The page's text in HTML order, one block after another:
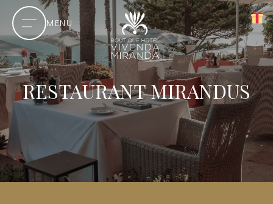
MENU
RESTAURANT MIRANDUS